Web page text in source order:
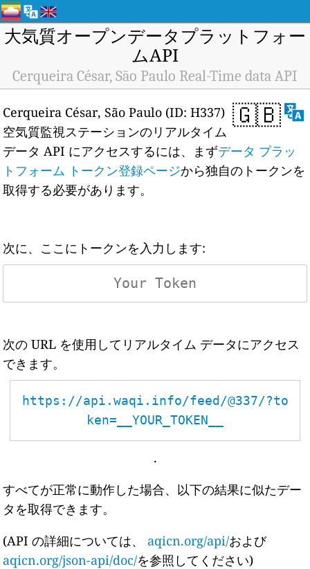
大気質オープンデータプラットフォー
ムAPI
Cerqueira César, São Paulo Real-Time data API
🇬🇧
Cerqueira César, São Paulo (ID: H337)
空気質監視ステーションのリアルタイム
データ API にアクセスするには、まずデータ プラッ
トフォーム トークン登録ページから独自のトークンを
取得する必要があります。
次に、ここにトークンを入力します:
次の URL を使用してリアルタイム データにアクセス
できます。
https://api.waqi.info/feed/@337/?to
ken=__YOUR_TOKEN__
.
すべてが正常に動作した場合、以下の結果に似たデー
タを取得できます。
(API の詳細については、 aqicn.org/api/および
aqicn.org/json-api/doc/を参照してください)